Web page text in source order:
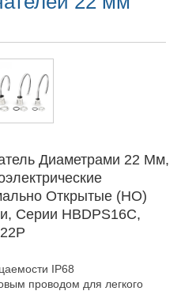
Диаметрами 22 Мм,
Открытые (НО)
Серии HBDPS16C,
IP68
проводом для легкого